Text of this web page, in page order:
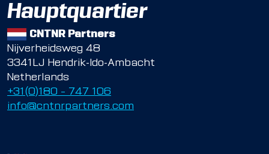
Hauptquartier
CNTNR Partners
Nijverheidsweg 48
3341LJ Hendrik-Ido-Ambacht
Netherlands
+31(0)180 – 747 106
info@cntnrpartners.com